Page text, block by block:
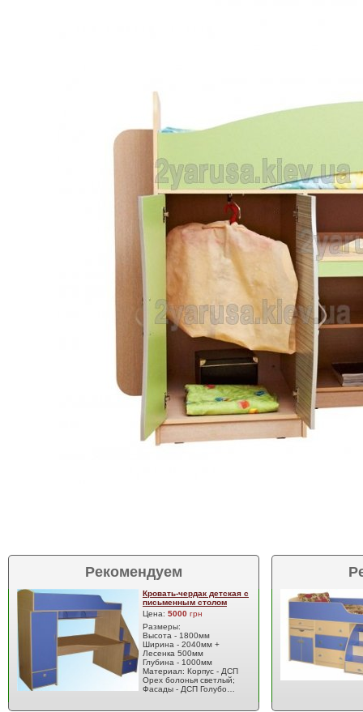
Рекомендуем
Кровать-чердак детская с
письменным столом
Цена: 5000 грн
Размеры:
Высота - 1800мм
Ширина - 2040мм +
Лесенка 500мм
Глубина - 1000мм
Материал: Корпус - ДСП
Орех болонья светлый;
Фасады - ДСП Голубо…